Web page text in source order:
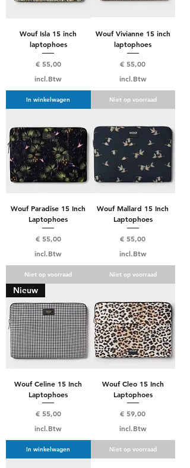
Wouf Isla 15 inch
laptophoes
Prijs
€ 55,00
incl.Btw
In winkelwagen
Wouf Vivianne 15 inch
laptophoes
Prijs
€ 55,00
incl.Btw
Niet op voorraad
Wouf Paradise 15 Inch
Laptophoes
Prijs
€ 55,00
incl.Btw
Niet op voorraad
Wouf Mallard 15 Inch
Laptophoes
Prijs
€ 55,00
incl.Btw
Niet op voorraad
Nieuw
Wouf Celine 15 Inch
Laptophoes
Prijs
€ 55,00
incl.Btw
In winkelwagen
Wouf Cleo 15 Inch
Laptophoes
Prijs
€ 59,00
incl.Btw
Niet op voorraad